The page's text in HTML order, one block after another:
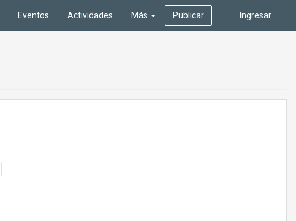
Ingresar
Eventos Actividades Más Publicar